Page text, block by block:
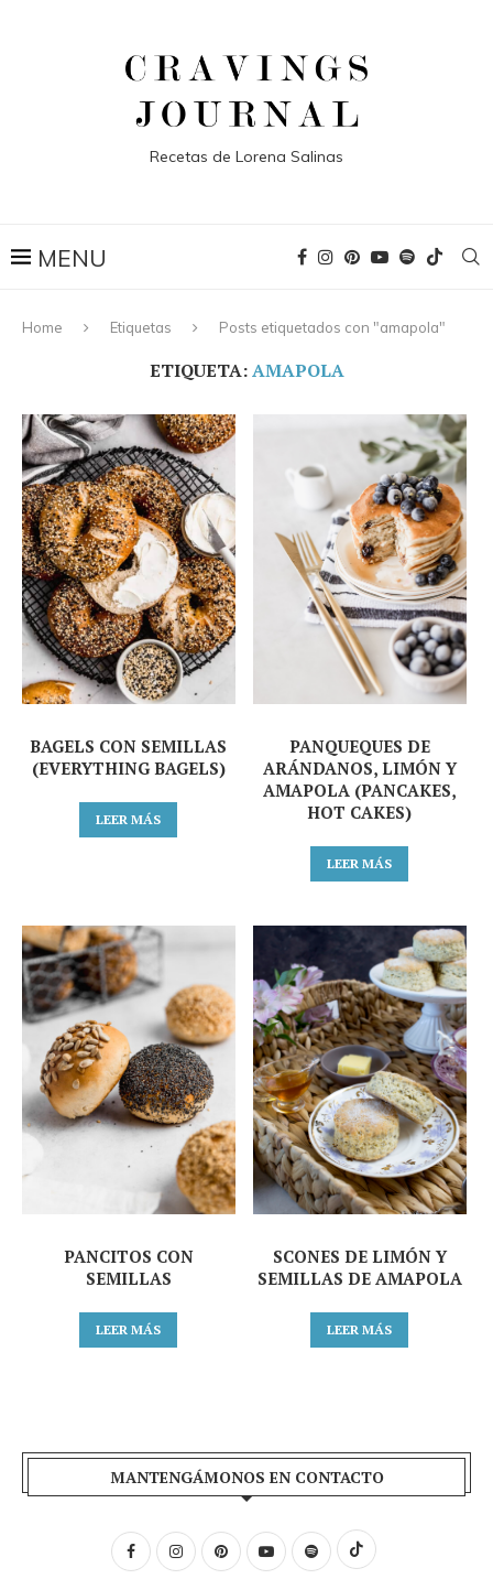
Recetas de Lorena Salinas
Home Etiquetas Posts etiquetados con "amapola"
ETIQUETA:AMAPOLA
BAGELS CON SEMILLAS
(EVERYTHING BAGELS)
LEER MÁS
PANQUEQUES DE
ARÁNDANOS, LIMÓN Y
AMAPOLA (PANCAKES,
HOT CAKES)
LEER MÁS
PANCITOS CON
SEMILLAS
LEER MÁS
SCONES DE LIMÓN Y
SEMILLAS DE AMAPOLA
LEER MÁS
MANTENGÁMONOS EN CONTACTO